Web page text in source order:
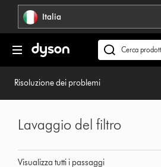
navigazione Italia
Cerca
su
Risoluzione dei problemi
Visualizza tutti i passaggi
Lavaggio del filtro